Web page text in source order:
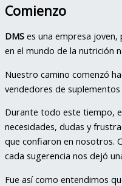
Comienzo
DMS es una empresa
en el mundo de la nutrición
Nuestro camino comenzó
vendedores de suplementos
Durante todo este tiempo,
necesidades, dudas y
que confiaron en nosotros.
cada sugerencia nos dejó
Fue así como entendimos